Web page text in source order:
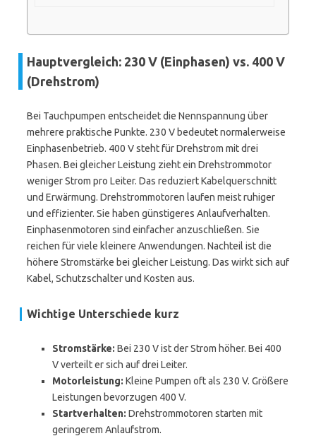
Hauptvergleich: 230 V (Einphasen) vs. 400 V
(Drehstrom)
Bei Tauchpumpen entscheidet die Nennspannung über
mehrere praktische Punkte. 230 V bedeutet normalerweise
Einphasenbetrieb. 400 V steht für Drehstrom mit drei
Phasen. Bei gleicher Leistung zieht ein Drehstrommotor
weniger Strom pro Leiter. Das reduziert Kabelquerschnitt
und Erwärmung. Drehstrommotoren laufen meist ruhiger
und effizienter. Sie haben günstigeres Anlaufverhalten.
Einphasenmotoren sind einfacher anzuschließen. Sie
reichen für viele kleinere Anwendungen. Nachteil ist die
höhere Stromstärke bei gleicher Leistung. Das wirkt sich auf
Kabel, Schutzschalter und Kosten aus.
Wichtige Unterschiede kurz
Stromstärke: Bei 230 V ist der Strom höher. Bei 400
V verteilt er sich auf drei Leiter.
Motorleistung: Kleine Pumpen oft als 230 V. Größere
Leistungen bevorzugen 400 V.
Startverhalten: Drehstrommotoren starten mit
geringerem Anlaufstrom.